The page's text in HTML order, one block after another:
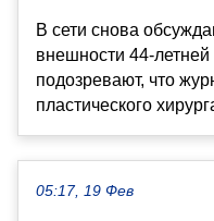
В сети снова
внешности 44-
подозревают, что
пластического
05:17, 19 Фев